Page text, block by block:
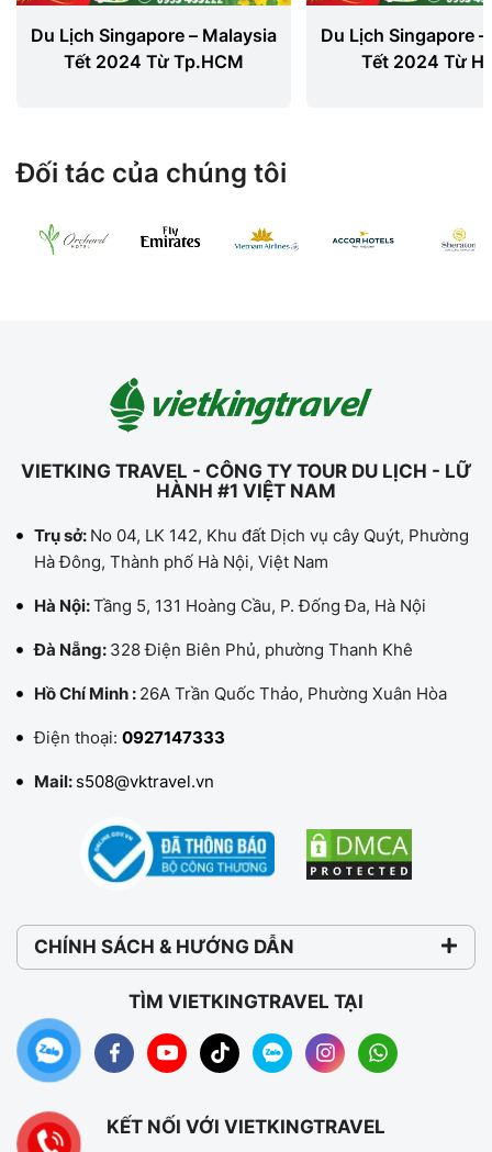
Du Lịch Singapore – Malaysia
Tết 2024 Từ Tp.HCM
Du Lịch Singapore
Tết 2024 Từ
Đối tác của chúng tôi
VIETKING TRAVEL - CÔNG TY TOUR DU LỊCH - LỮ
HÀNH #1 VIỆT NAM
Trụ sở: No 04, LK 142, Khu đất Dịch vụ cây Quýt, Phường
Hà Đông, Thành phố Hà Nội, Việt Nam
Hà Nội:Tầng 5, 131 Hoàng Cầu, P. Đống Đa, Hà Nội
Đà Nẵng: 328 Điện Biên Phủ, phường Thanh Khê
Hồ Chí Minh : 26A Trần Quốc Thảo, Phường Xuân Hòa
Điện thoại: 0927147333
Mail: s508@vktravel.vn
CHÍNH SÁCH & HƯỚNG DẪN
TÌM VIETKINGTRAVEL TẠI
KẾT NỐI VỚI VIETKINGTRAVEL